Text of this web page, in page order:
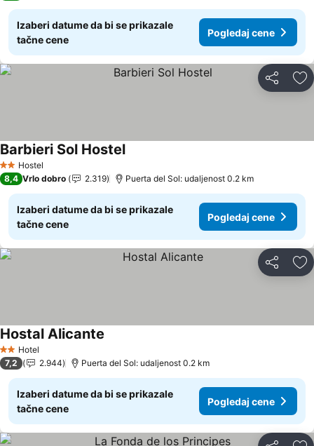
Izaberi datume da bi se prikazale
tačne cene
Pogledaj cene
Deli
2 Zvezdice
Hostel
Barbieri Sol HostelPogledaj cene
8,4 Vrlo dobro 2.319 Puerta del Sol: udaljenost 0.2 km
Izaberi datume da bi se prikazale
tačne cene
Pogledaj cene
Deli
2 Zvezdice
Hotel
Hostal Alicante
7,2 2.944 Puerta del Sol: udaljenost 0.2 km
Izaberi datume da bi se prikazale
tačne cene
Pogledaj cene